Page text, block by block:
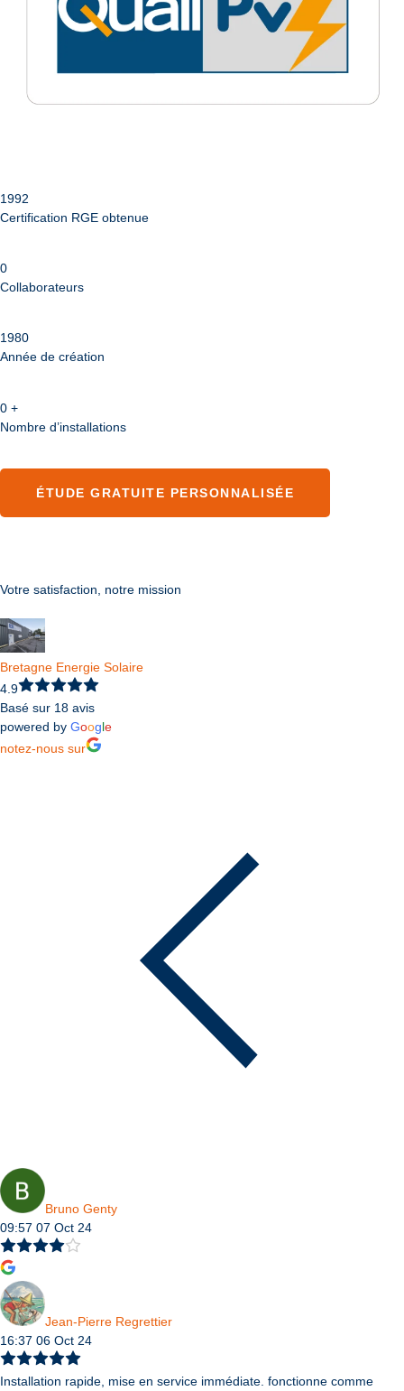
1992
Certification RGE obtenue
0
Collaborateurs
1980
Année de création
0 +
Nombre d’installations
ÉTUDE GRATUITE PERSONNALISÉE
Votre satisfaction, notre mission
Bretagne Energie Solaire
4.9
Basé sur 18 avis
powered by Google
notez-nous sur
Bruno Genty
09:57 07 Oct 24
Jean-Pierre Regrettier
16:37 06 Oct 24
Installation rapide, mise en service immédiate. fonctionne comme